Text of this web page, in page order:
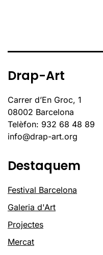
Drap-Art
Carrer d’En Groc, 1
08002 Barcelona
Telèfon: 932 68 48 89
info@drap-art.org
Destaquem
Festival Barcelona
Galeria d'Art
Projectes
Mercat